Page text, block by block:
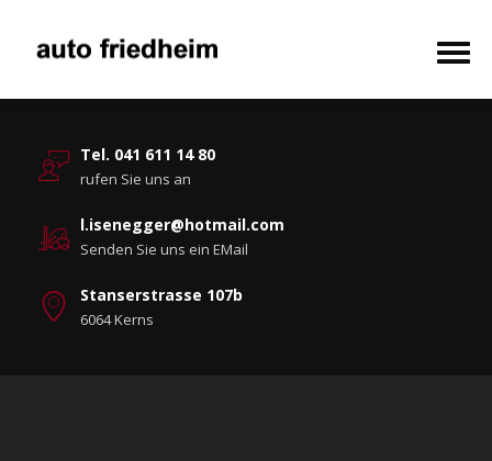
Tel. 041 611 14 80
rufen Sie uns an
l.isenegger@hotmail.com
Senden Sie uns ein EMail
Stanserstrasse 107b
6064 Kerns